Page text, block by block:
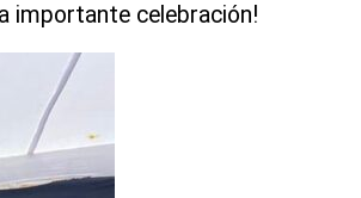
importante celebración!